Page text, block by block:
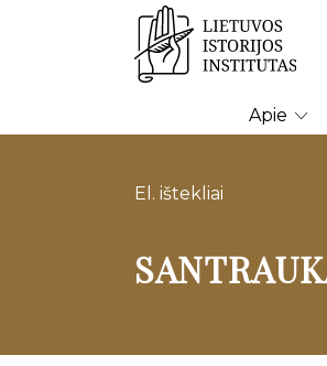
Apie
El. ištekliai